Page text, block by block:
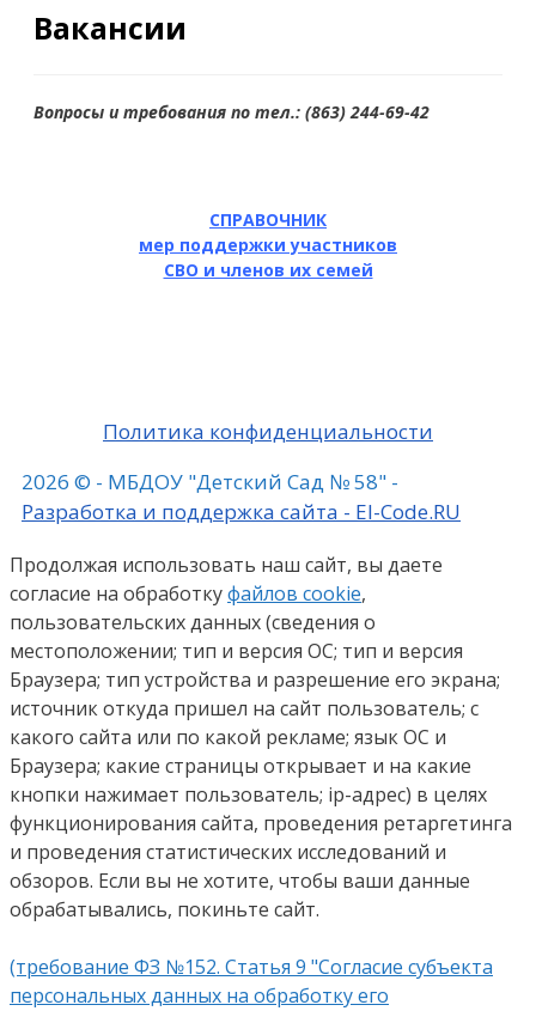
Вакансии
Вопросы и требования по тел.: (863) 244-69-42
СПРАВОЧНИК
мер поддержки участников
СВО и членов их семей
Политика конфиденциальности
2026 © - МБДОУ "Детский Сад № 58" -
Разработка и поддержка сайта - El-Code.RU
Продолжая использовать наш сайт, вы даете
согласие на обработкуфайлов cookie,
пользовательских данных (сведения о
местоположении; тип и версия ОС; тип и версия
Браузера; тип устройства и разрешение его экрана;
источник откуда пришел на сайт пользователь; с
какого сайта или по какой рекламе; язык ОС и
Браузера; какие страницы открывает и на какие
кнопки нажимает пользователь; ip-адрес) в целях
функционирования сайта, проведения ретаргетинга
и проведения статистических исследований и
обзоров. Если вы не хотите, чтобы ваши данные
обрабатывались, покиньте сайт.
(требование ФЗ №152. Статья 9 "Согласие субъекта
персональных данных на обработку его